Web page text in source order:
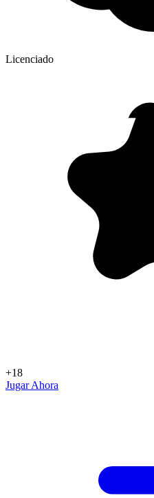
Licenciado
+18
Jugar Ahora